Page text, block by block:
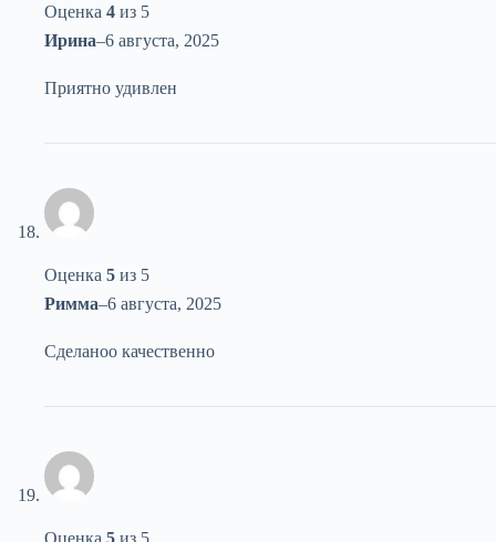
Оценка 4 из 5
Ирина–6 августа, 2025
Приятно удивлен
Оценка 5 из 5
Римма–6 августа, 2025
Сделаноо качественно
Оценка 5 из 5